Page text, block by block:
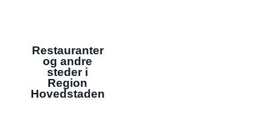
Restauranter
og andre
steder i
Region
Hovedstaden